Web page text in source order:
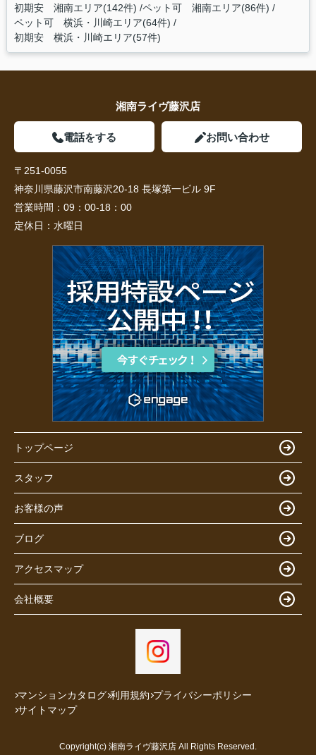
初期安 湘南エリア(142件) ペット可 湘南エリア(86件)
ペット可 横浜・川崎エリア(64件)
初期安 横浜・川崎エリア(57件)
湘南ライヴ藤沢店
電話をする お問い合わせ
〒251-0055
神奈川県藤沢市南藤沢20-18 長塚第一ビル 9F
営業時間： 09：00-18：00
定休日： 水曜日
トップページ
スタッフ
お客様の声
ブログ
アクセスマップ
会社概要
マンションカタログ 利用規約 プライバシーポリシー
サイトマップ
Copyright(c) 湘南ライヴ藤沢店 All Rights Reserved.